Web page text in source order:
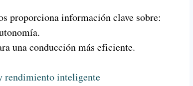
proporciona información clave sobre:
una conducción más eficiente.
inteligente